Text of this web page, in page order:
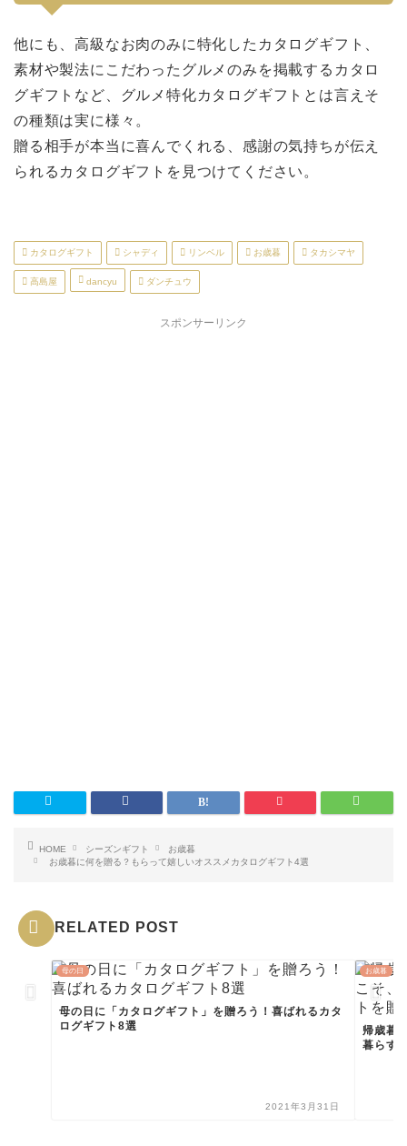
他にも、高級なお肉のみに特化したカタログギフト、
素材や製法にこだわったグルメのみを掲載するカタロ
グギフトなど、グルメ特化カタログギフトとは言えそ
の種類は実に様々。
贈る相手が本当に喜んでくれる、感謝の気持ちが伝え
られるカタログギフトを見つけてください。
カタログギフト シャディ リンベル お歳暮 タカシマヤ
高島屋 dancyu ダンチュウ
スポンサーリンク
HOME シーズンギフト
お歳暮
お歳暮に何を贈る？もらって嬉しいオススメカタログギフト4選
RELATED POST
母の日
母の日に「カタログギフト」を贈ろう！喜ばれるカタ
ログギフト8選
2021年3月31日
お歳暮
帰歳暮
暮らす